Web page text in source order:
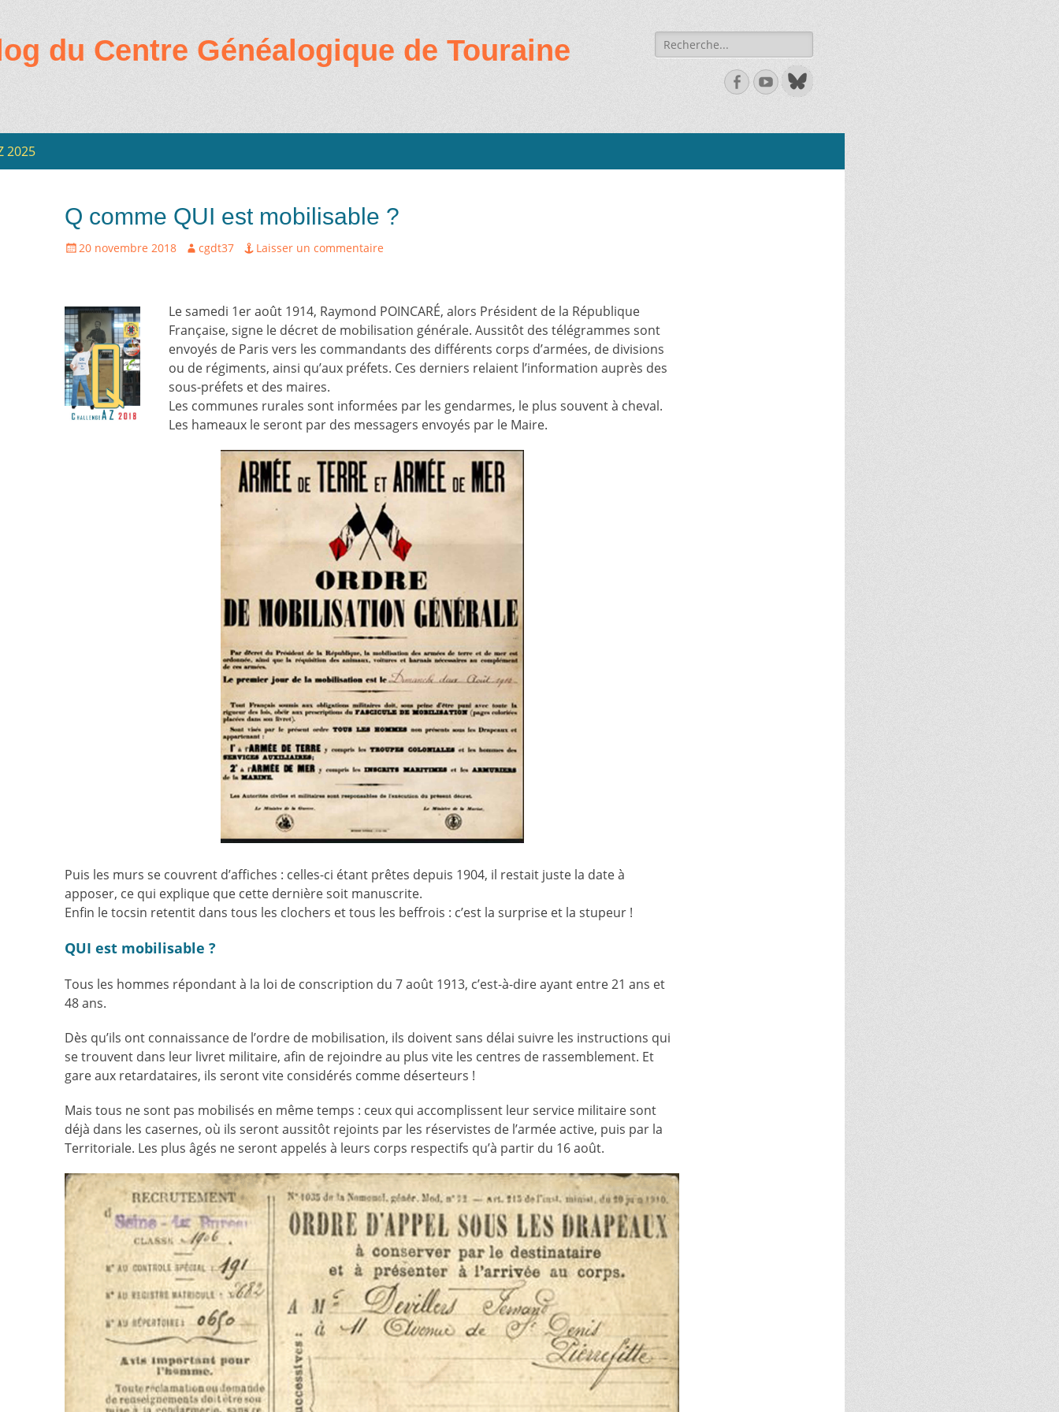
du Centre Généalogique de Touraine
Recherche
de:
Facebook
Youtube
2025
Q comme QUI est mobilisable ?
Écrit20 novembre 2018 Auteur
cgdt37 Laisser un commentaire
Le samedi 1er août 1914, Raymond POINCARÉ, alors Président de la République
Française, signe le décret de mobilisation générale. Aussitôt des télégrammes sont
envoyés de Paris vers les commandants des différents corps d’armées, de divisions
ou de régiments, ainsi qu’aux préfets. Ces derniers relaient l’information auprès des
sous-préfets et des maires.
Les communes rurales sont informées par les gendarmes, le plus souvent à cheval.
Les hameaux le seront par des messagers envoyés par le Maire.
Puis les murs se couvrent d’affiches : celles-ci étant prêtes depuis 1904, il restait juste la date à
apposer, ce qui explique que cette dernière soit manuscrite.
Enfin le tocsin retentit dans tous les clochers et tous les beffrois : c’est la surprise et la stupeur !
QUI est mobilisable ?
Tous les hommes répondant à la loi de conscription du 7 août 1913, c’est-à-dire ayant entre 21 ans et
48 ans.
Dès qu’ils ont connaissance de l’ordre de mobilisation, ils doivent sans délai suivre les instructions qui
se trouvent dans leur livret militaire, afin de rejoindre au plus vite les centres de rassemblement. Et
gare aux retardataires, ils seront vite considérés comme déserteurs !
Mais tous ne sont pas mobilisés en même temps : ceux qui accomplissent leur service militaire sont
déjà dans les casernes, où ils seront aussitôt rejoints par les réservistes de l’armée active, puis par la
Territoriale. Les plus âgés ne seront appelés à leurs corps respectifs qu’à partir du 16 août.